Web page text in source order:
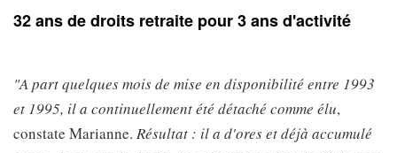
32 ans de droits retraite pour 3 ans d'activité
"A part quelques mois de mise en disponibilité entre 1993
et 1995, il a continuellement été détaché comme élu,
constate Marianne. Résultat : il a d'ores et déjà accumulé